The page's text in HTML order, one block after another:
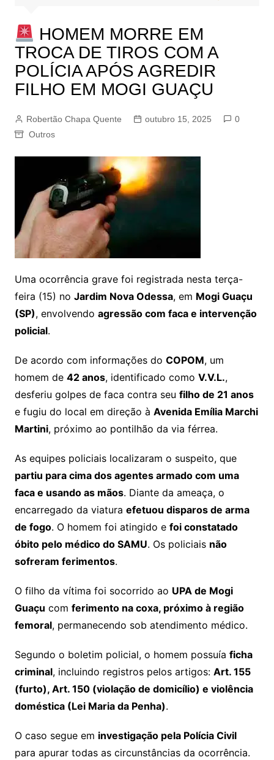
HOMEM MORRE EM
TROCA DE TIROS COM A
POLÍCIA APÓS AGREDIR
FILHO EM MOGI GUAÇU
Robertão Chapa Quente outubro 15, 2025
0
Outros
Uma ocorrência grave foi registrada nesta terça-
feira (15) no Jardim Nova Odessa, em Mogi Guaçu
(SP), envolvendo agressão com faca e intervenção
policial.
De acordo com informações do COPOM, um
homem de 42 anos, identificado como V.V.L.,
desferiu golpes de faca contra seu filho de 21 anos
e fugiu do local em direção à Avenida Emília Marchi
Martini, próximo ao pontilhão da via férrea.
As equipes policiais localizaram o suspeito, que
partiu para cima dos agentes armado com uma
faca e usando as mãos. Diante da ameaça, o
encarregado da viatura efetuou disparos de arma
de fogo. O homem foi atingido e foi constatado
óbito pelo médico do SAMU. Os policiais não
sofreram ferimentos.
O filho da vítima foi socorrido ao UPA de Mogi
Guaçu com ferimento na coxa, próximo à região
femoral, permanecendo sob atendimento médico.
Segundo o boletim policial, o homem possuía ficha
criminal, incluindo registros pelos artigos: Art. 155
(furto), Art. 150 (violação de domicílio) e violência
doméstica (Lei Maria da Penha).
O caso segue em investigação pela Polícia Civil
para apurar todas as circunstâncias da ocorrência.